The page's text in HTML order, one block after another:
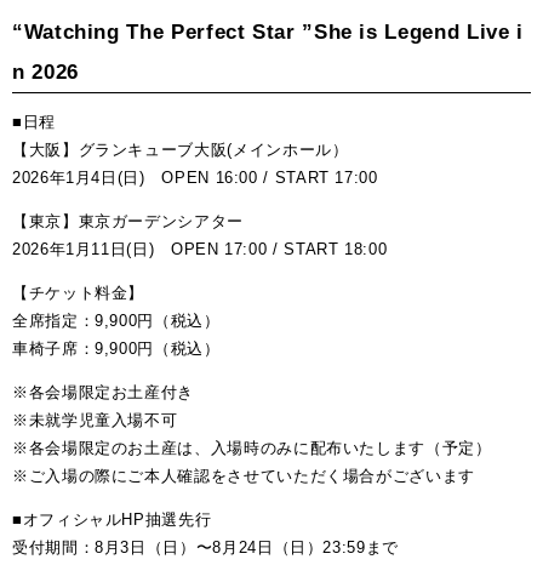
“Watching The Perfect Star ”She is Legend Live i
n 2026
■日程
【大阪】グランキューブ大阪(メインホール）
2026年1月4日(日) OPEN 16:00 / START 17:00
【東京】東京ガーデンシアター
2026年1月11日(日) OPEN 17:00 / START 18:00
【チケット料金】
全席指定：9,900円（税込）
車椅子席：9,900円（税込）
※各会場限定お土産付き
※未就学児童入場不可
※各会場限定のお土産は、入場時のみに配布いたします（予定）
※ご入場の際にご本人確認をさせていただく場合がございます
■オフィシャルHP抽選先行
受付期間：8月3日（日）〜8月24日（日）23:59まで